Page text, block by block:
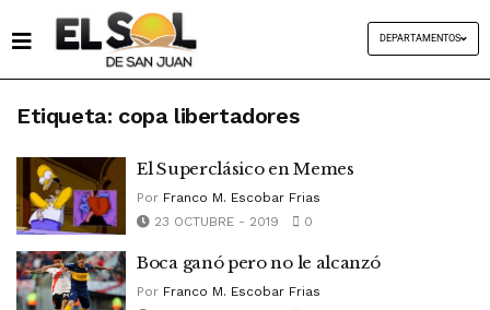
DEPARTAMENTOS
Etiqueta: copa libertadores
El Superclásico en Memes
Por Franco M. Escobar Frias
23 OCTUBRE - 2019
0
Boca ganó pero no le alcanzó
Por Franco M. Escobar Frias